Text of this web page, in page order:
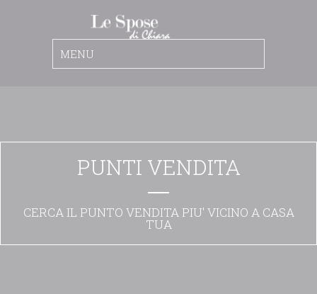
PUNTI VENDITA
CERCA IL PUNTO VENDITA PIU' VICINO A CASA
TUA